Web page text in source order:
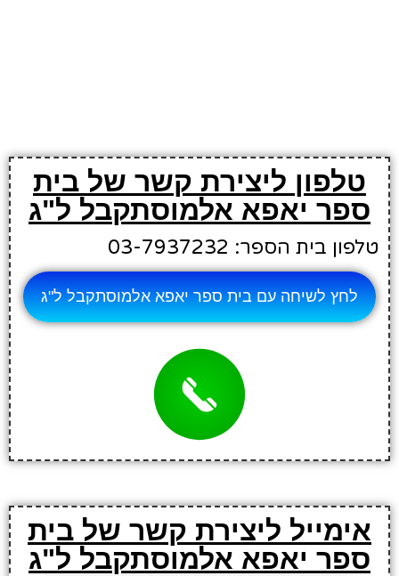
טלפון ליצירת קשר של בית
ספר יאפא אלמוסתקבל ל"ג
טלפון בית הספר: 03-7937232
לחץ לשיחה עם בית ספר יאפא אלמוסתקבל ל"ג
אימייל ליצירת קשר של בית
ספר יאפא אלמוסתקבל ל"ג